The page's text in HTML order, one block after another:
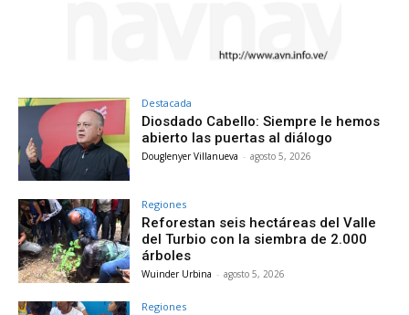
Destacada
Diosdado Cabello: Siempre le hemos
abierto las puertas al diálogo
Douglenyer Villanueva - agosto 5, 2026
Regiones
Reforestan seis hectáreas del Valle
del Turbio con la siembra de 2.000
árboles
Wuinder Urbina - agosto 5, 2026
Regiones